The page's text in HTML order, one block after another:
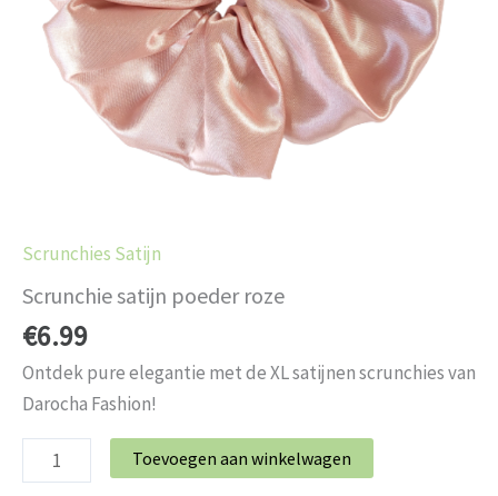
Scrunchies Satijn
Scrunchie satijn poeder roze
€6.99
Ontdek pure elegantie met de XL satijnen scrunchies van
Darocha Fashion!
Toevoegen aan winkelwagen